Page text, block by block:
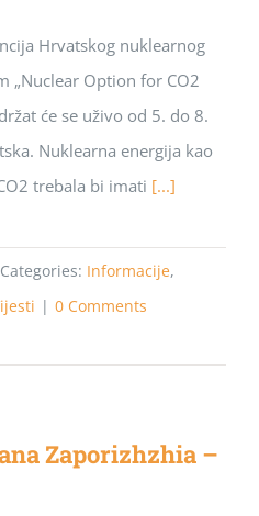
Hrvatskog nuklearnog
„Nuclear Option for CO2
će se uživo od 5. do 8.
Nuklearna energija kao
trebala bi imati [...]
Categories: Informacije,
| 0 Comments
Zaporizhzhia –